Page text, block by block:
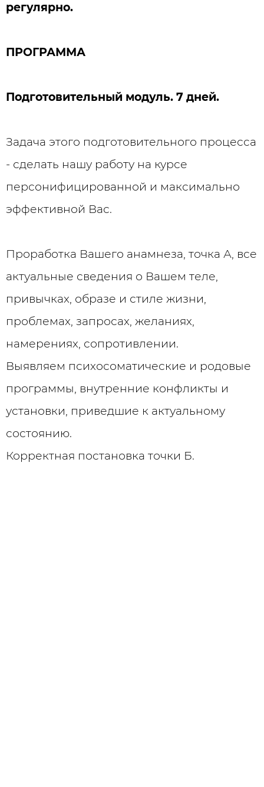
регулярно.
ПРОГРАММА
Подготовительный модуль. 7 дней.
Задача этого подготовительного процесса
- сделать нашу работу на курсе
персонифицированной и максимально
эффективной Вас.
Проработка Вашего анамнеза, точка А, все
актуальные сведения о Вашем теле,
привычках, образе и стиле жизни,
проблемах, запросах, желаниях,
намерениях, сопротивлении.
Выявляем психосоматические и родовые
программы, внутренние конфликты и
установки, приведшие к актуальному
состоянию.
Корректная постановка точки Б.